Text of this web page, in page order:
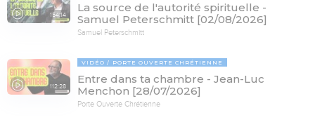
154:14
La source de l'autorité spirituelle -
Samuel Peterschmitt [02/08/2026]
Samuel Peterschmitt
112:28
VIDÉO PORTE OUVERTE CHRÉTIENNE
Entre dans ta chambre - Jean-Luc
Menchon [28/07/2026]
Porte Ouverte Chrétienne